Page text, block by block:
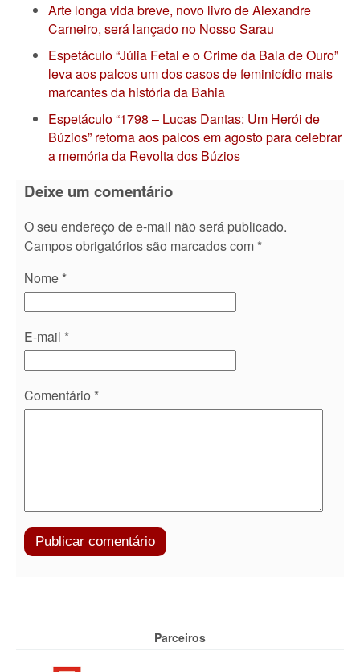
Arte longa vida breve, novo livro de Alexandre
Carneiro, será lançado no Nosso Sarau
Espetáculo “Júlia Fetal e o Crime da Bala de Ouro”
leva aos palcos um dos casos de feminicídio mais
marcantes da história da Bahia
Espetáculo “1798 – Lucas Dantas: Um Herói de
Búzios” retorna aos palcos em agosto para celebrar
a memória da Revolta dos Búzios
Deixe um comentário
O seu endereço de e-mail não será publicado.
Campos obrigatórios são marcados com *
Nome *
E-mail *
Comentário *
Parceiros